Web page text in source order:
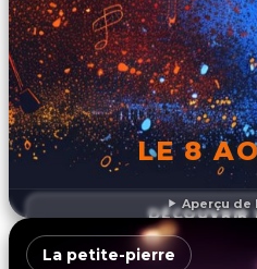
Aperçu de
LE 8
DÉCOUVRIR
La petite-pierre